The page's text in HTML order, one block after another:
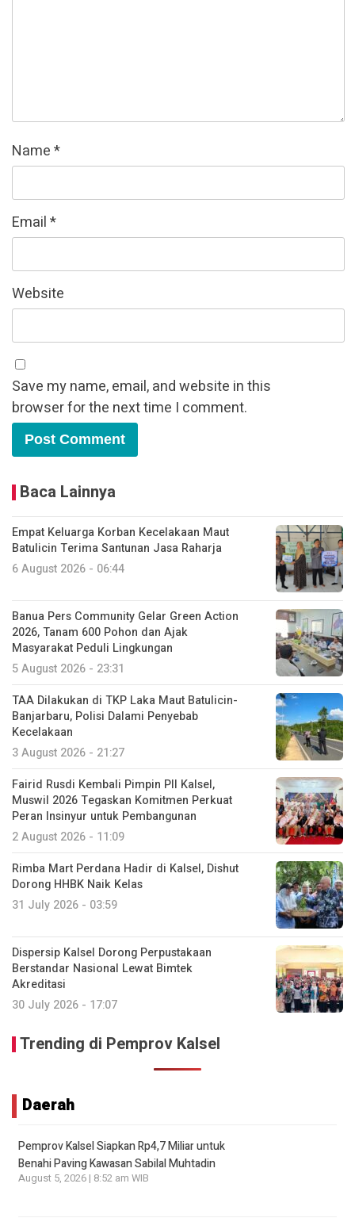
Name*
Email*
Website
Save my name, email, and website in this
browser for the next time I comment.
Baca Lainnya
Empat Keluarga Korban Kecelakaan Maut
Batulicin Terima Santunan Jasa Raharja
6 August 2026 - 06:44
Banua Pers Community Gelar Green Action
2026, Tanam 600 Pohon dan Ajak
Masyarakat Peduli Lingkungan
5 August 2026 - 23:31
TAA Dilakukan di TKP Laka Maut Batulicin-
Banjarbaru, Polisi Dalami Penyebab
Kecelakaan
3 August 2026 - 21:27
Fairid Rusdi Kembali Pimpin PII Kalsel,
Muswil 2026 Tegaskan Komitmen Perkuat
Peran Insinyur untuk Pembangunan
2 August 2026 - 11:09
Rimba Mart Perdana Hadir di Kalsel, Dishut
Dorong HHBK Naik Kelas
31 July 2026 - 03:59
Dispersip Kalsel Dorong Perpustakaan
Berstandar Nasional Lewat Bimtek
Akreditasi
30 July 2026 - 17:07
Trending di Pemprov Kalsel
Daerah
Pemprov Kalsel Siapkan Rp4,7 Miliar untuk
Benahi Paving Kawasan Sabilal Muhtadin
August 5, 2026 | 8:52 am WIB